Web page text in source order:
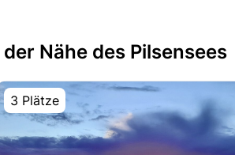
Nähe des Pilsensees
3 Plätze